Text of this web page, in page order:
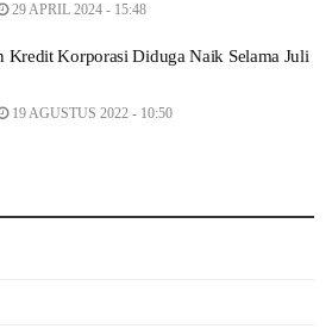
29 APRIL 2024 - 15:48
Kredit Korporasi Diduga Naik Selama Juli
19 AGUSTUS 2022 - 10:50